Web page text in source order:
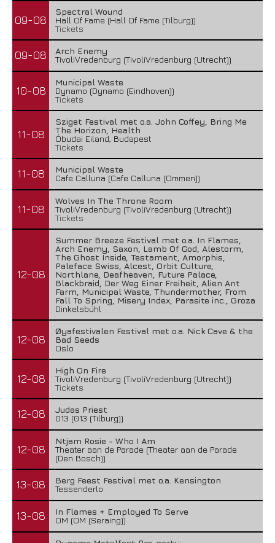
09-08
Spectral Wound
Hall Of Fame (Hall Of Fame (Tilburg))
Tickets
09-08
Arch Enemy
TivoliVredenburg (TivoliVredenburg (Utrecht))
10-08
Municipal Waste
Dynamo (Dynamo (Eindhoven))
Tickets
11-08
Sziget Festival met o.a. John Coffey, Bring Me
The Horizon, Health
Óbudai Eiland, Budapest
Tickets
11-08
Municipal Waste
Cafe Calluna (Cafe Calluna (Ommen))
11-08
Wolves In The Throne Room
TivoliVredenburg (TivoliVredenburg (Utrecht))
Tickets
12-08
Summer Breeze Festival met o.a. In Flames,
Arch Enemy, Saxon, Lamb Of God, Alestorm,
The Ghost Inside, Testament, Amorphis,
Paleface Swiss, Alcest, Orbit Culture,
Northlane, Deafheaven, Future Palace,
Blackbraid, Der Weg Einer Freiheit, Alien Ant
Farm, Municipal Waste, Thundermother, From
Fall To Spring, Misery Index, Parasite inc., Groza
Dinkelsbühl
12-08
Øyafestivalen Festival met o.a. Nick Cave & the
Bad Seeds
Oslo
12-08
High On Fire
TivoliVredenburg (TivoliVredenburg (Utrecht))
Tickets
12-08
Judas Priest
013 (013 (Tilburg))
12-08
Ntjam Rosie - Who I Am
Theater aan de Parade (Theater aan de Parade
(Den Bosch))
13-08
Berg Feest Festival met o.a. Kensington
Tessenderlo
13-08
In Flames + Employed To Serve
OM (OM (Seraing))